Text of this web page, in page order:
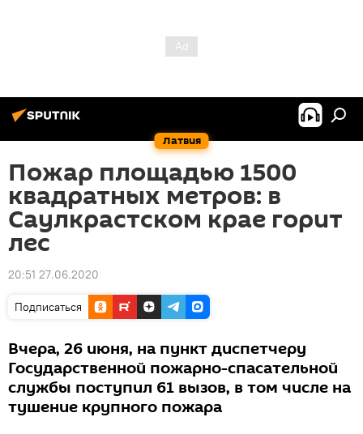
Латвия
Пожар площадью 1500
квадратных метров: в
Саулкрастском крае горит
лес
20:51 27.06.2020
Подписаться
Вчера, 26 июня, на пункт диспетчеру
Государственной пожарно-спасательной
службы поступил 61 вызов, в том числе на
тушение крупного пожара